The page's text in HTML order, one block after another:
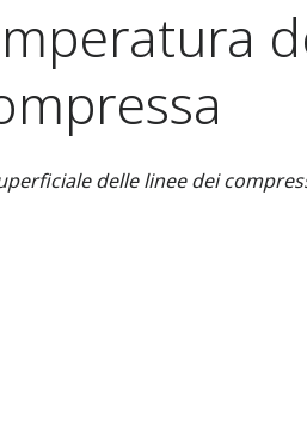
delle linee dei